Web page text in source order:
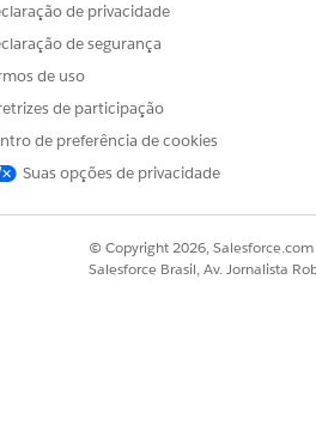
se os usuários tentarem salvar
os usuários a preencher
de privacidade
de segurança
de uso
de participação
de preferência de cookies
Suas opções de privacidade
© Copyright 2026,
Salesforce Brasil, Av. Jornalista